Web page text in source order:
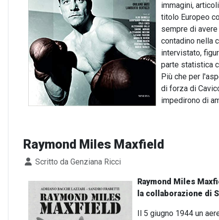
immagini,
titolo Europeo
sempre di
contadino nella
intervistato,
parte statistica
Più che per
di forza di
impedirono di
Raymond Miles Maxfield
Dettagli
Scritto da Genziana Ricci
Raymond Miles
la collaborazione di
Il 5 giugno 1944 un